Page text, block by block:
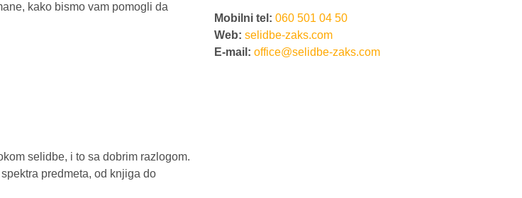
kako bismo vam pomogli da
selidbe, i to sa dobrim razlogom.
predmeta, od knjiga do
Mobilni tel: 060 501 04 50
Web: selidbe-zaks.com
E-mail: office@selidbe-zaks.com